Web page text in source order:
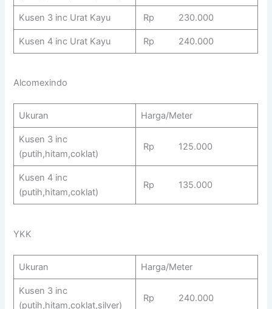
Kusen 3 inc Urat Kayu Rp 230.000
Kusen 4 inc Urat Kayu Rp 240.000
Alcomexindo
Ukuran Harga/Meter
Kusen 3 inc
(putih,hitam,coklat)
Rp 125.000
Kusen 4 inc
(putih,hitam,coklat)
Rp 135.000
YKK
Ukuran Harga/Meter
Kusen 3 inc
(putih,hitam,coklat,silver)
Rp 240.000